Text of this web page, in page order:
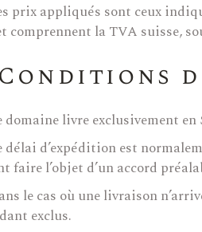
prix appliqués sont ceux
comprennent la TVA suisse,
domaine livre exclusivement
délai d’expédition est
faire l’objet d’un accord
le cas où une livraison
exclus.